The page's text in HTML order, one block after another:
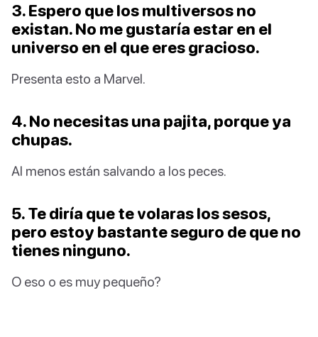
3. Espero que los multiversos no
existan. No me gustaría estar en el
universo en el que eres gracioso.
Presenta esto a Marvel.
4. No necesitas una pajita, porque ya
chupas.
Al menos están salvando a los peces.
5. Te diría que te volaras los sesos,
pero estoy bastante seguro de que no
tienes ninguno.
O eso o es muy pequeño?